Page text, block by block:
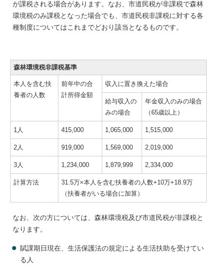
が課税される場合があります。なお、市道民税が非課税で森林
環境税のみ課税となった場合でも、市道民税非課税に対する各
種制度についてはこれまでどおり該当となるものです。
森林環境税非課税基準
本人を含む扶
養者の人数
前年中の合
計所得金額
収入に置き換えた場合
給与収入の
みの場合
年金収入のみの場合
（65歳以上）
1人 415,000 1,065,000 1,515,000
2人 919,000 1,569,000 2,019,000
3人 1,234,000 1,879,999 2,334,000
計算方法
31.5万×本人を含む扶養者の人数+10万+18.9万
（扶養者がいる場合に加算）
なお、次の方については、森林環境税及び市道民税が非課税と
なります。
賦課期日現在、生活保護法の規定による生活扶助を受けてい
る人